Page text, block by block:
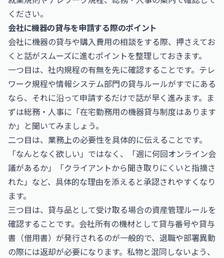
ください。
会社に機器の貸与を申請する際のポイント
会社に機器の貸与や購入費用の相談をする際、押さえてお
くと話がスムーズに進むポイントを整理しておきます。
一つ目は、社内規程の有無を先に確認することです。テレ
ワーク規程や情報システム部門の貸与ルールがすでにある
なら、それに沿って申請するだけで話が早く進みます。ま
ずは総務・人事に「在宅勤務用の機器貸与制度はあります
か」と聞いてみましょう。
二つ目は、業務上の必要性を具体的に伝えることです。
「なんとなく欲しい」ではなく、「週に何回オンライン会
議があるか」「クライアントから聞き取りにくいと指摘さ
れた」など、具体的な理由を添えると承認されやすくなり
ます。
三つ目は、貸与品として受け取る場合の資産管理ルールを
確認することです。会社所有の機材として貸与番号や貸与
書（借用書）が発行されるのが一般的で、退職や部署異動
の際には返却が必要になります。私物と混同しないよう、